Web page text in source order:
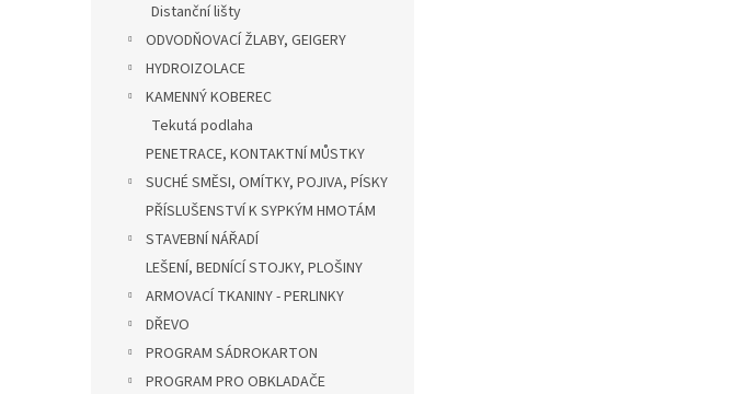
Distanční lišty
ODVODŇOVACÍ ŽLABY, GEIGERY
HYDROIZOLACE
KAMENNÝ KOBEREC
Tekutá podlaha
PENETRACE, KONTAKTNÍ MŮSTKY
SUCHÉ SMĚSI, OMÍTKY, POJIVA, PÍSKY
PŘÍSLUŠENSTVÍ K SYPKÝM HMOTÁM
STAVEBNÍ NÁŘADÍ
LEŠENÍ, BEDNÍCÍ STOJKY, PLOŠINY
ARMOVACÍ TKANINY - PERLINKY
DŘEVO
PROGRAM SÁDROKARTON
PROGRAM PRO OBKLADAČE